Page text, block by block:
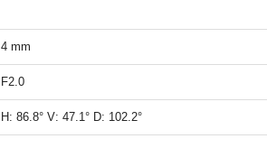
4 mm
F2.0
H: 86.8° V: 47.1° D: 102.2°